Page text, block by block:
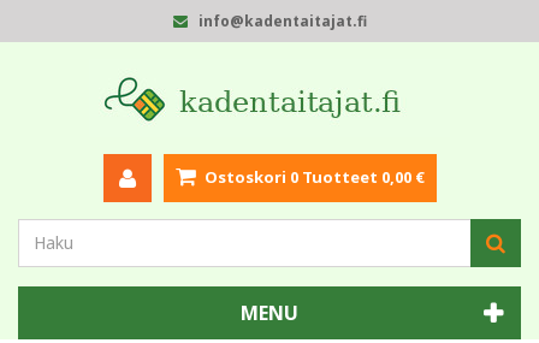
info@kadentaitajat.fi
Ostoskori 0 Tuotteet 0,00 €
MENU